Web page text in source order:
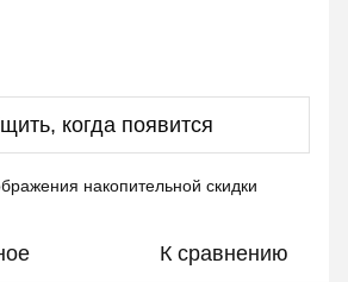
когда появится
накопительной скидки
К сравнению